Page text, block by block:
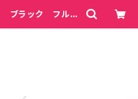
ブラック フルキ